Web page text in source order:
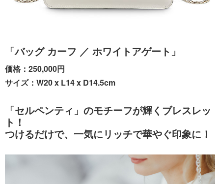
「バッグ カーフ ／ ホワイトアゲート」
価格：250,000円
サイズ：W20 x L14 x D14.5cm
「セルペンティ」のモチーフが輝くブレスレッ
ト！
つけるだけで、一気にリッチで華やぐ印象に！